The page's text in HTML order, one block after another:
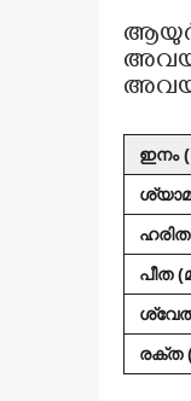
ഇനം
ശ്യാമ
ഹരിത
പീത
രക്ത